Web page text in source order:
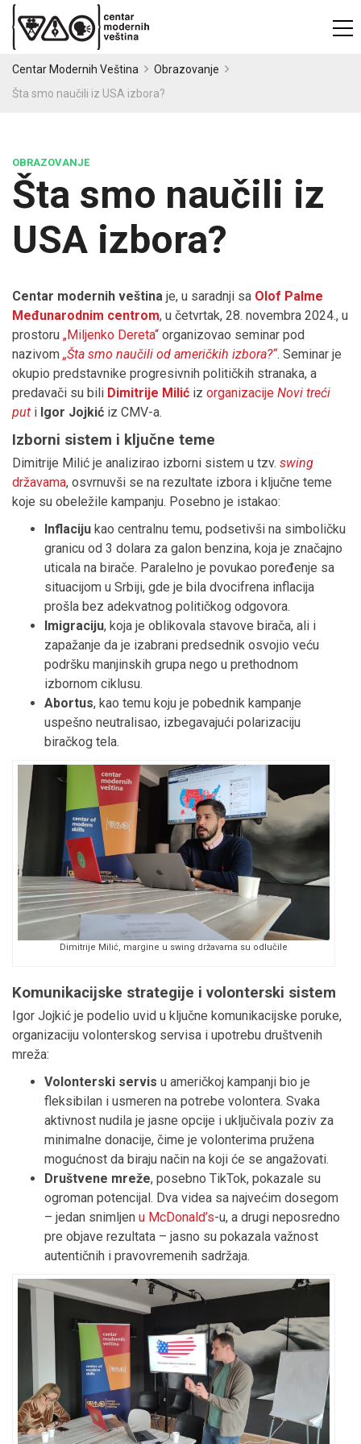
Centar Modernih Veština
Obrazovanje
Šta smo naučili iz USA izbora?
OBRAZOVANJE
Šta smo naučili iz
USA izbora?
Centar modernih veština je, u saradnji sa Olof Palme
Međunarodnim centrom, u četvrtak, 28. novembra 2024., u
prostoru „Miljenko Dereta“ organizovao seminar pod
nazivom „Šta smo naučili od američkih izbora?“. Seminar je
okupio predstavnike progresivnih političkih stranaka, a
predavači su bili Dimitrije Milić iz organizacije Novi treći
put i Igor Jojkić iz CMV-a.
Izborni sistem i ključne teme
Dimitrije Milić je analizirao izborni sistem u tzv. swing
državama, osvrnuvši se na rezultate izbora i ključne teme
koje su obeležile kampanju. Posebno je istakao:
Inflaciju kao centralnu temu, podsetivši na simboličku
granicu od 3 dolara za galon benzina, koja je značajno
uticala na birače. Paralelno je povukao poređenje sa
situacijom u Srbiji, gde je bila dvocifrena inflacija
prošla bez adekvatnog političkog odgovora.
Imigraciju, koja je oblikovala stavove birača, ali i
zapažanje da je izabrani predsednik osvojio veću
podršku manjinskih grupa nego u prethodnom
izbornom ciklusu.
Abortus, kao temu koju je pobednik kampanje
uspešno neutralisao, izbegavajući polarizaciju
biračkog tela.
Dimitrije Milić, margine u swing državama su odlučile
Komunikacijske strategije i volonterski sistem
Igor Jojkić je podelio uvid u ključne komunikacijske poruke,
organizaciju volonterskog servisa i upotrebu društvenih
mreža:
Volonterski servis u američkoj kampanji bio je
fleksibilan i usmeren na potrebe volontera. Svaka
aktivnost nudila je jasne opcije i uključivala poziv za
minimalne donacije, čime je volonterima pružena
mogućnost da biraju način na koji će se angažovati.
Društvene mreže, posebno TikTok, pokazale su
ogroman potencijal. Dva videa sa najvećim dosegom
– jedan snimljen u McDonald’s-u, a drugi neposredno
pre objave rezultata – jasno su pokazala važnost
autentičnih i pravovremenih sadržaja.